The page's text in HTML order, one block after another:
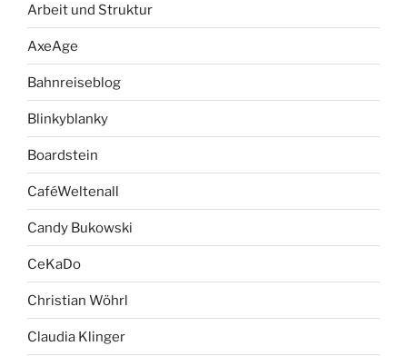
Arbeit und Struktur
AxeAge
Bahnreiseblog
Blinkyblanky
Boardstein
CaféWeltenall
Candy Bukowski
CeKaDo
Christian Wöhrl
Claudia Klinger